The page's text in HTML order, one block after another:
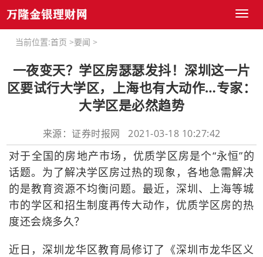
Toggle
当前位置:首页 >要闻 >
一夜变天？学区房瑟瑟发抖！深圳这一片
区要试行大学区，上海也有大动作…专家：
大学区是必然趋势
来源：证券时报网 2021-03-18 10:27:42
对于全国的房地产市场，优质学区房是个“永恒”的
话题。为了解决学区房过热的现象，各地急需解决
的是教育资源不均衡问题。最近，深圳、上海等城
市的学区和招生制度再传大动作，优质学区房的热
度还会烧多久？
近日，深圳龙华区教育局修订了《深圳市龙华区义